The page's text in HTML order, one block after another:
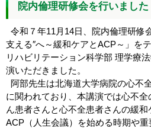
院内倫理研修会を行いました
令和７年11月14日、院内倫理研修
支える″へ～緩和ケアとACP～」を
リハビリテーション科学部 理学療
演いただきました。
阿部先生は北海道大学病院の心不
に関われており、本講演では心不
ん患者さんと心不全患者さんの緩和
ACP（人生会議）を始める時期や